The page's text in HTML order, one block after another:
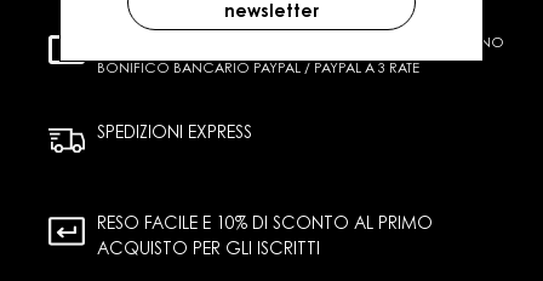
CARTA DI CREDITO CONTRASSEGNO
BONIFICO BANCARIO PAYPAL / PAYPAL A 3 RATE
SPEDIZIONI EXPRESS
RESO FACILE E 10% DI SCONTO AL PRIMO
ACQUISTO PER GLI ISCRITTI
newsletter